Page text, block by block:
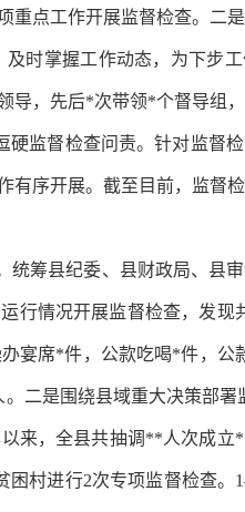
重点工作开展监督检查。二
时掌握工作动态，为下步
导，先后*次带领*个督导组
监督检查问责。针对监督
有序开展。截至目前，监督
统筹县纪委、县财政局、县
行情况开展监督检查，发现
宴席*件，公款吃喝*件，公
二是围绕县域重大决策部署
来，全县共抽调**人次成
困村进行2次专项监督检查